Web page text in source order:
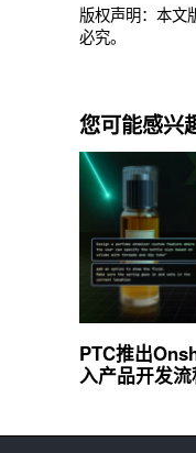
版权声明：本文
必究。
您可能感兴
PTC推出
入产品开发